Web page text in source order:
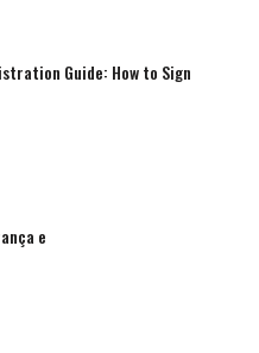
Guide: How to Sign
e